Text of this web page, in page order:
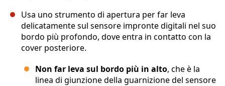
Usa uno strumento di apertura per far leva
delicatamente sul sensore impronte digitali nel suo
bordo più profondo, dove entra in contatto con la
cover posteriore.
Non far leva sul bordo più in alto, che è la
linea di giunzione della guarnizione del sensore